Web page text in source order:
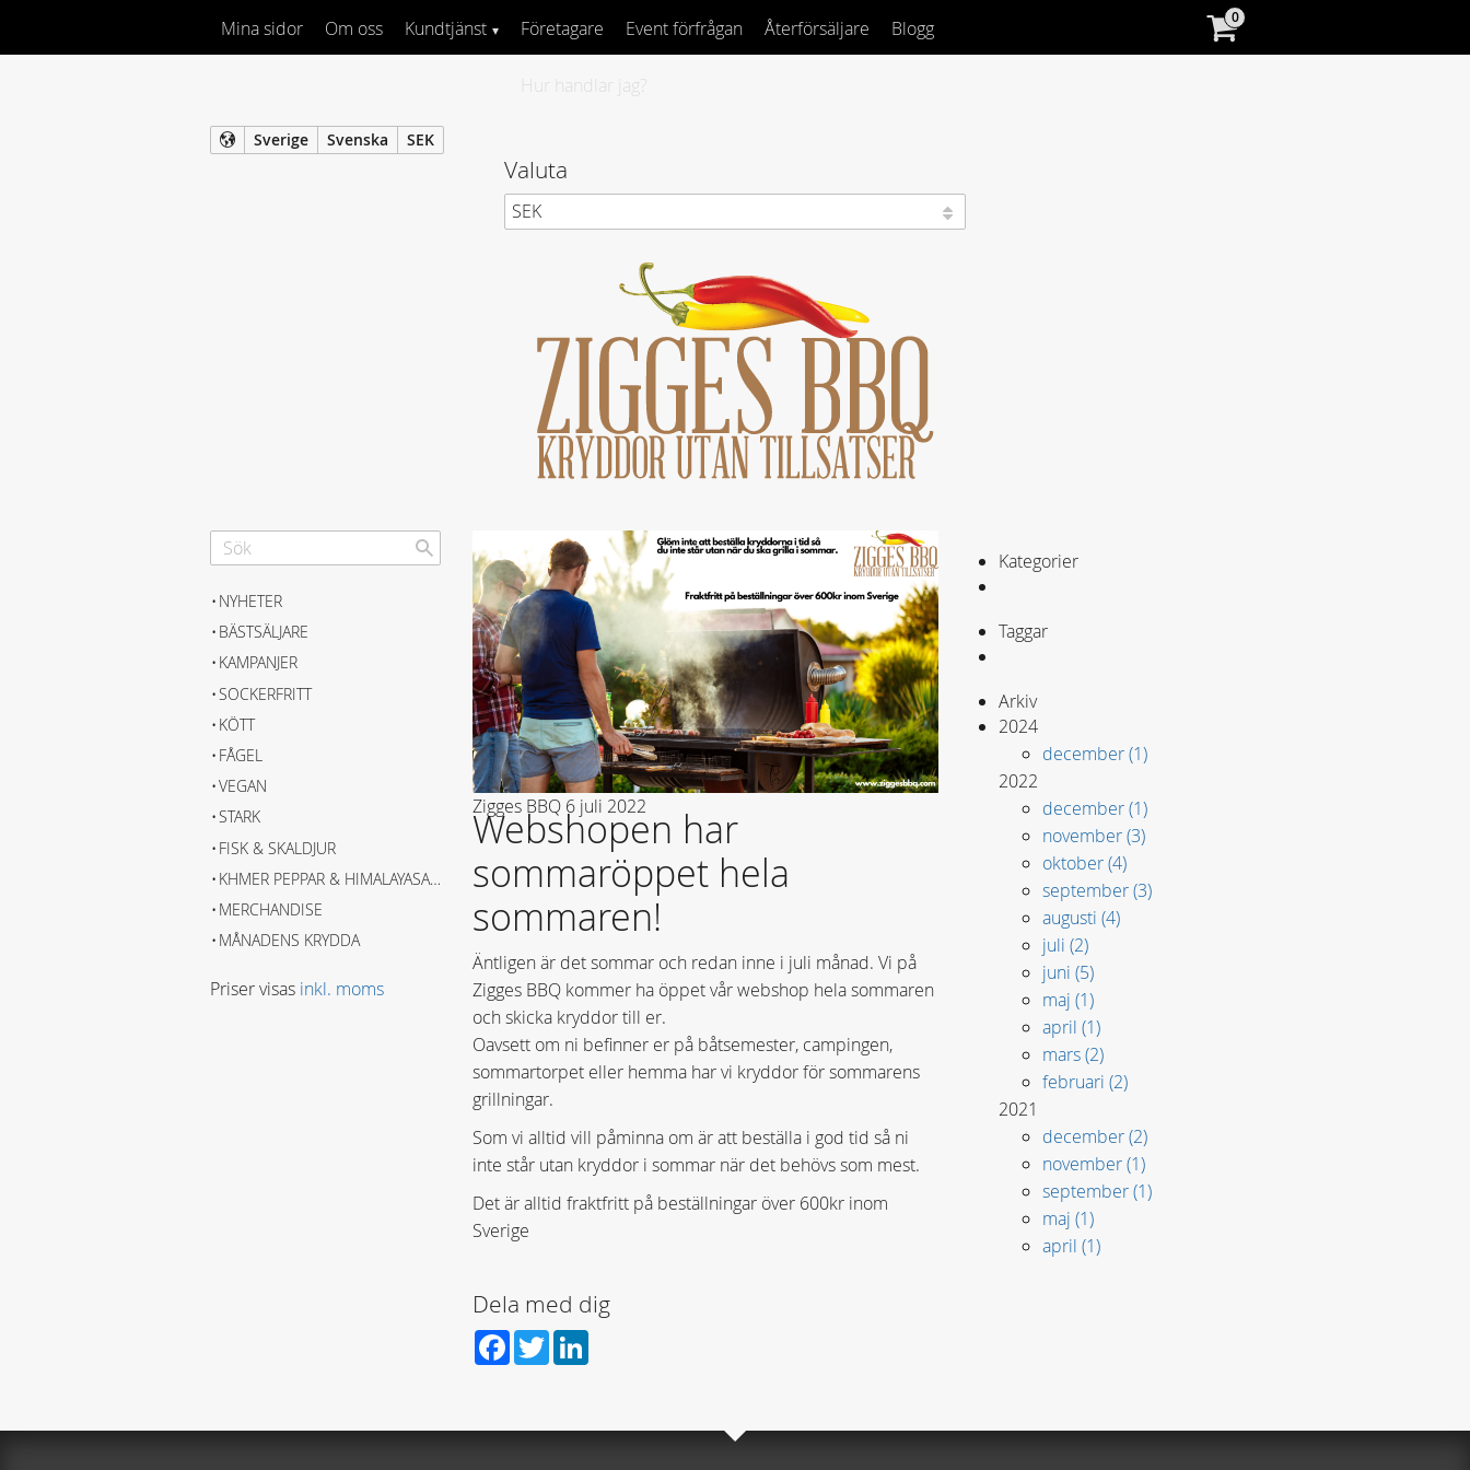
Sverige Svenska SEK
Valuta
Mina sidor Om oss Kundtjänst Företagare Event förfrågan Återförsäljare Blogg
Hur handlar jag?
Zigges BBQ 6 juli 2022
Webshopen har
sommaröppet hela
sommaren!
Äntligen är det sommar och redan inne i juli månad. Vi på
Zigges BBQ kommer ha öppet vår webshop hela sommaren
och skicka kryddor till er.
Oavsett om ni befinner er på båtsemester, campingen,
sommartorpet eller hemma har vi kryddor för sommarens
grillningar.
Som vi alltid vill påminna om är att beställa i god tid så ni
inte står utan kryddor i sommar när det behövs som mest.
Det är alltid fraktfritt på beställningar över 600kr inom
Sverige
Dela med dig
Facebook
Twitter
Kategorier
Taggar
Arkiv
2024
december (1)
2022
december (1)
november (3)
oktober (4)
september (3)
augusti (4)
juli (2)
juni (5)
maj (1)
april (1)
mars (2)
februari (2)
2021
december (2)
november (1)
september (1)
maj (1)
april (1)
NYHETER
BÄSTSÄLJARE
KAMPANJER
SOCKERFRITT
KÖTT
FÅGEL
VEGAN
STARK
FISK & SKALDJUR
KHMER PEPPAR & HIMALAYASALT
MERCHANDISE
MÅNADENS KRYDDA
Priser visas inkl. moms